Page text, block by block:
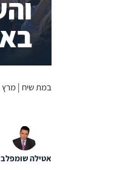
במת שיח | מרץ 2024
אטילה